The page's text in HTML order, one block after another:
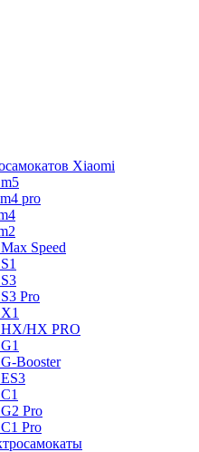
Xiaomi
pro
Speed
Pro
HX/HX PRO
Booster
Pro
Pro